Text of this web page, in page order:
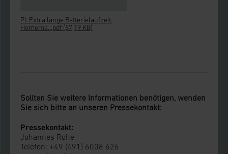
PI: Extra lange Batterielaufzeit:
Homema...pdf (87,19 KB)
Sollten Sie weitere Informationen benötigen, wenden
Sie sich bitte an unseren Pressekontakt:
Pressekontakt:
Johannes Rohe
Telefon: +49 (491) 6008 626